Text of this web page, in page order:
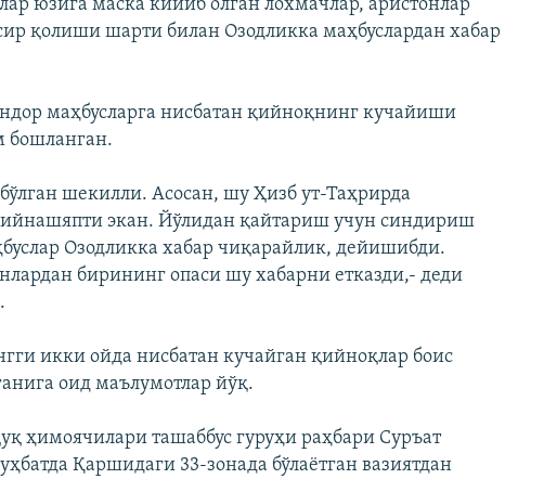
юзига маска кийиб олган лохмачлар, аристонлар
қолиши шарти билан Озодликка маҳбуслардан хабар
маҳбусларга нисбатан қийноқнинг кучайиши
бошланган.
шекилли. Асосан, шу Ҳизб ут-Таҳрирда
экан. Йўлидан қайтариш учун синдириш
Озодликка хабар чиқарайлик, дейишибди.
бирининг опаси шу хабарни етказди,- деди
икки ойда нисбатан кучайган қийноқлар боис
оид маълумотлар йўқ.
ҳимоячилари ташаббус гуруҳи раҳбари Суръат
Қаршидаги 33-зонада бўлаётган вазиятдан